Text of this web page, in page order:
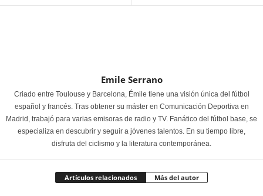
Emile Serrano
Criado entre Toulouse y Barcelona, Émile tiene una visión única del fútbol
español y francés. Tras obtener su máster en Comunicación Deportiva en
Madrid, trabajó para varias emisoras de radio y TV. Fanático del fútbol base, se
especializa en descubrir y seguir a jóvenes talentos. En su tiempo libre,
disfruta del ciclismo y la literatura contemporánea.
Artículos relacionados Más del autor